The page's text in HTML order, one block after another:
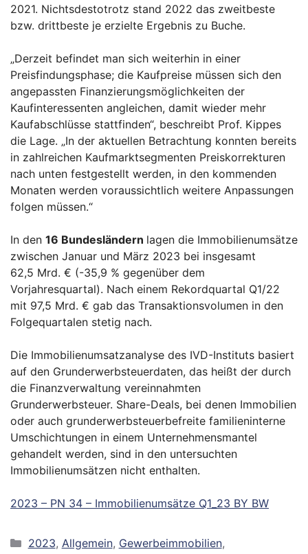
2021. Nichtsdestotrotz stand 2022 das zweitbeste
bzw. drittbeste je erzielte Ergebnis zu Buche.
„Derzeit befindet man sich weiterhin in einer
Preisfindungsphase; die Kaufpreise müssen sich den
angepassten Finanzierungsmöglichkeiten der
Kaufinteressenten angleichen, damit wieder mehr
Kaufabschlüsse stattfinden“, beschreibt Prof. Kippes
die Lage. „In der aktuellen Betrachtung konnten bereits
in zahlreichen Kaufmarktsegmenten Preiskorrekturen
nach unten festgestellt werden, in den kommenden
Monaten werden voraussichtlich weitere Anpassungen
folgen müssen.“
In den 16 Bundesländern lagen die Immobilienumsätze
zwischen Januar und März 2023 bei insgesamt
62,5 Mrd. € (-35,9 % gegenüber dem
Vorjahresquartal). Nach einem Rekordquartal Q1/22
mit 97,5 Mrd. € gab das Transaktionsvolumen in den
Folgequartalen stetig nach.
Die Immobilienumsatzanalyse des IVD-Instituts basiert
auf den Grunderwerbsteuerdaten, das heißt der durch
die Finanzverwaltung vereinnahmten
Grunderwerbsteuer. Share-Deals, bei denen Immobilien
oder auch grunderwerbsteuerbefreite familieninterne
Umschichtungen in einem Unternehmensmantel
gehandelt werden, sind in den untersuchten
Immobilienumsätzen nicht enthalten.
2023 – PN 34 – Immobilienumsätze Q1_23 BY BW
Kategorien
2023, Allgemein, Gewerbeimmobilien,